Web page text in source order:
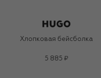
Хлопковая бейсболка
5 885 ₽